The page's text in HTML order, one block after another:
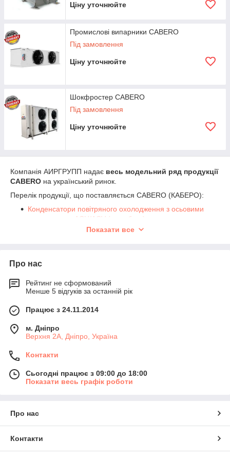
Компанія АИРГРУПП надає всю необхідну інформацію про
комерційне і технічне пропозицію. З усіх питань телефонуйте
за номером +38 067 643-03-43 або пишіть на пошту
office@airgroupltd.com
Ціну уточнюйте
Промислові випарники CABERO
Під замовлення
Ціну уточнюйте
Шокфростер CABERO
Під замовлення
Ціну уточнюйте
Компанія АИРГРУПП надає весь модельний ряд продукції
CABERO на український ринок.
Перелік продукції, що поставляється CABERO (КАБЕРО):
Конденсатори повітряного охолодження з осьовими
вентиляторами ACH/ACV (моноблок)
Конденсатори повітряного охолодження з осьовими
образний блок)
Самоопорожняющиеся сухі градирні (dry coolers)
Адіабатні системи для горизонтальних, вертикальних
і V-подібних теплообмінників
Промислові випарники
Конкурентні ціни
закупівель та довготривалих угод, завод-виробник на
Показати все
Про нас
Рейтинг не сформований
Менше 5 відгуків за останній рік
Працює з 24.11.2014
м. Дніпро
Верхня 2А, Дніпро, Україна
Контакти
Сьогодні працює з 09:00 до 18:00
Показати весь графік роботи
Про нас
Контакти